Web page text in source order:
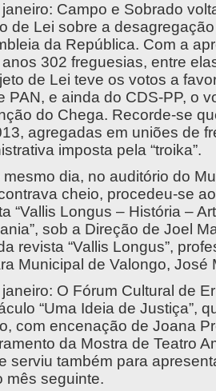
Campo e Sobrado
de Lei sobre a
da República. Com a
302 freguesias, entre
de Lei teve os votos a
PAN, e ainda do CDS-PP, o
do Chega. Recorde-se
agregadas em uniões de
imposta pela “troika”.
mesmo dia, no auditório do
cheio, procedeu-se
“Vallis Longus – História –
sob a Direção de Joel
revista “Vallis Longus”,
Municipal de Valongo, José
O Fórum Cultural de
“Uma Ideia de Justiça”,
com encenação de Joana
da Mostra de Teatro
serviu também para
mês seguinte.